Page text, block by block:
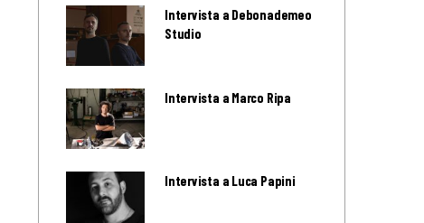
Intervista a Debonademeo
Studio
Intervista a Marco Ripa
Intervista a Luca Papini